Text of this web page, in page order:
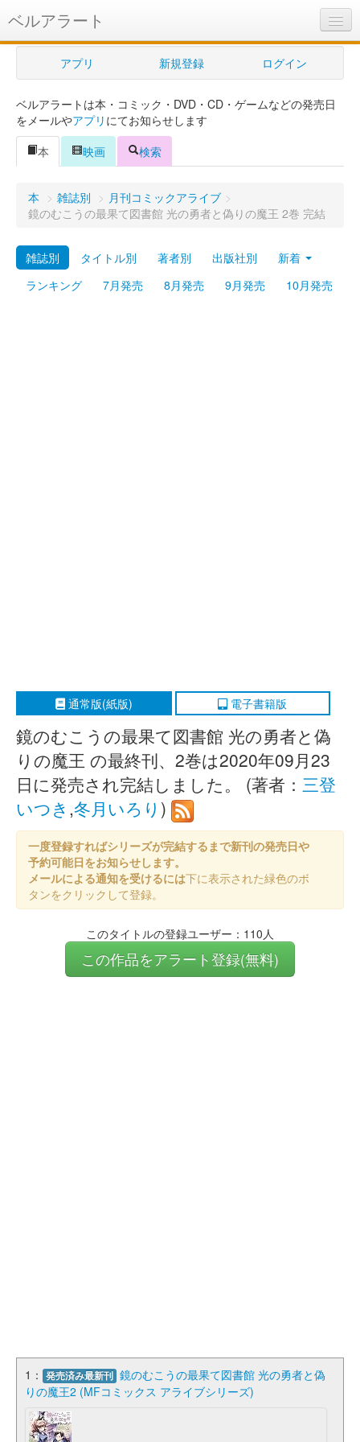
ベルアラート
ベルアラートとは
ヘルプ
新規登録
ログイン
購入管理
Myシェルフ
プレミアム
アプリ 新規登録 ログイン
ベルアラートは本・コミック・DVD・CD・ゲームなどの発売日
をメールやアプリ にてお知らせします
本
映画 検索
本 > 雑誌別 > 月刊コミックアライブ >
鏡のむこうの最果て図書館 光の勇者と偽りの魔王 2巻 完結
雑誌別 タイトル別 著者別 出版社別
新着
ランキング
7月発売 8月発売 9月発売 10月発売
通常版(紙版) 電子書籍版
鏡のむこうの最果て図書館 光の勇者と偽
りの魔王 の最終刊、2巻は2020年09月23
日に発売され完結しました。 (著者： 三登
いつき ,冬月いろり )
一度登録すればシリーズが完結するまで新刊の発売日や
予約可能日をお知らせします。
メールによる通知を受けるには下に表示された緑色のボ
タンをクリックして登録。
このタイトルの登録ユーザー：110人
この作品をアラート登録(無料)
1： 発売済み最新刊 鏡のむこうの最果て図書館 光の勇者と偽
りの魔王2 (MFコミックス アライブシリーズ)